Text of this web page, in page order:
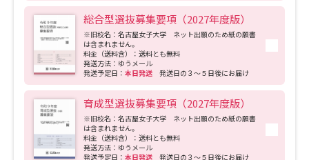
総合型選抜募集要項（2027年度版）
※旧校名：名古屋女子大学 ネット出願のため紙の願書
は含まれません。
料金（送料含）：送料とも無料
発送方法：ゆうメール
発送予定日： 本日発送 発送日の３～５日後にお届け
育成型選抜募集要項（2027年度版）
※旧校名：名古屋女子大学 ネット出願のため紙の願書
は含まれません。
料金（送料含）：送料とも無料
発送方法：ゆうメール
発送予定日： 本日発送 発送日の３～５日後にお届け